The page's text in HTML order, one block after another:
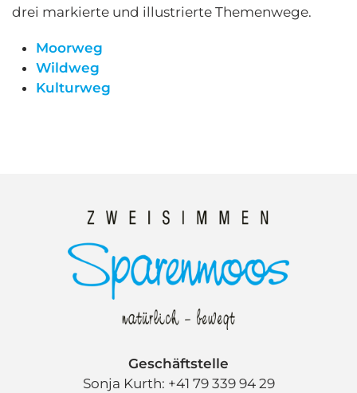
drei markierte und illustrierte Themenwege.
Moorweg
Wildweg
Kulturweg
Geschäftstelle
Sonja Kurth: +41 79 339 94 29